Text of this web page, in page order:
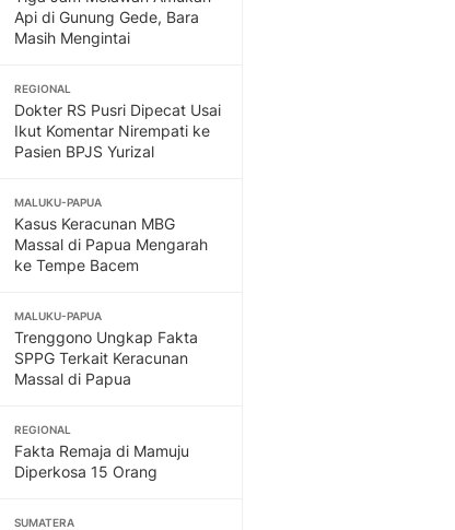
Api di Gunung Gede, Bara
Masih Mengintai
REGIONAL
Dokter RS Pusri Dipecat Usai
Ikut Komentar Nirempati ke
Pasien BPJS Yurizal
MALUKU-PAPUA
Kasus Keracunan MBG
Massal di Papua Mengarah
ke Tempe Bacem
MALUKU-PAPUA
Trenggono Ungkap Fakta
SPPG Terkait Keracunan
Massal di Papua
REGIONAL
Fakta Remaja di Mamuju
Diperkosa 15 Orang
SUMATERA